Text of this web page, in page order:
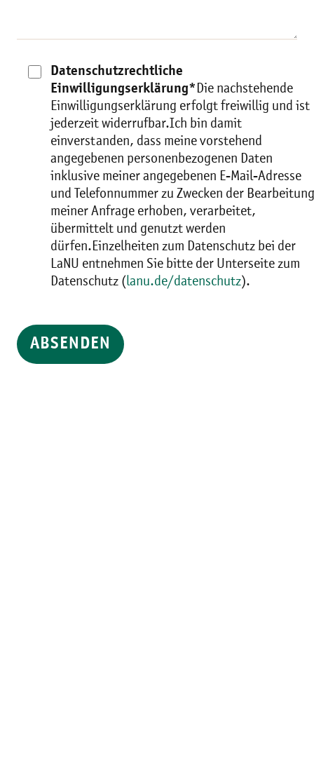
Datenschutzrechtliche
Einwilligungserklärung* Die nachstehende
Einwilligungserklärung erfolgt freiwillig und ist
jederzeit widerrufbar.Ich bin damit
einverstanden, dass meine vorstehend
angegebenen personenbezogenen Daten
inklusive meiner angegebenen E-Mail-Adresse
und Telefonnummer zu Zwecken der Bearbeitung
meiner Anfrage erhoben, verarbeitet,
übermittelt und genutzt werden
dürfen.Einzelheiten zum Datenschutz bei der
LaNU entnehmen Sie bitte der Unterseite zum
Datenschutz (lanu.de/datenschutz).
ABSENDEN